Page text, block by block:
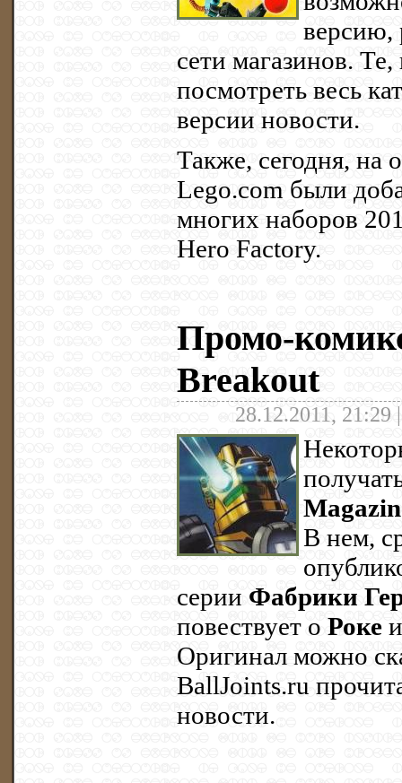
версию,
сети магазинов.
посмотреть весь
версии новости.
Также, сегодня, на
Lego.com были
многих наборов
Hero Factory.
Промо-
Breakout
28.12.2011, 21:29
В нем,
серии Фабрики
повествует о Роке
Оригинал можно
BallJoints.ru
новости.